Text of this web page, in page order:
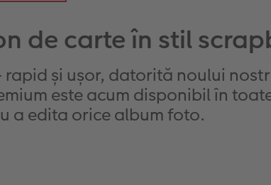
de carte în stil
și ușor, datorită noului
este acum disponibil în
a edita orice album foto.